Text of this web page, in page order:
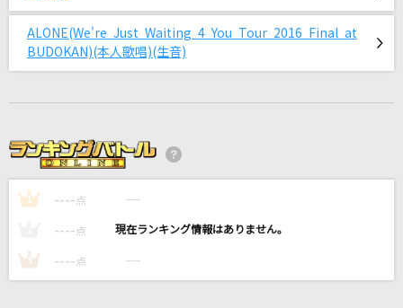
melt bitter
さとうもか
L'Arc-en-Ciel
BAQN
Aooo
[生音]プライド革命
ALONE(We're Just Waiting 4 You Tour 2016 Final at
BUDOKAN)(本人歌唱)(生音)
1 ---- 点 ----
---- 点 ----
3 ---- 点 ----